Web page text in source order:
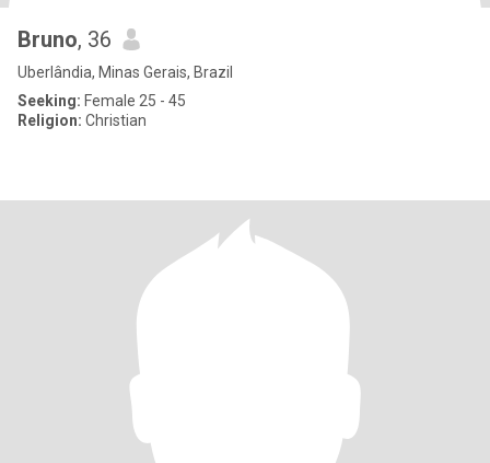
Bruno, 36
Uberlândia, Minas Gerais, Brazil
Seeking: Female 25 - 45
Religion: Christian